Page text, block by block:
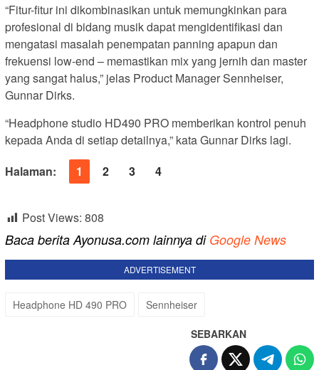
“Fitur-fitur ini dikombinasikan untuk memungkinkan para
profesional di bidang musik dapat mengidentifikasi dan
mengatasi masalah penempatan panning apapun dan
frekuensi low-end – memastikan mix yang jernih dan master
yang sangat halus,” jelas Product Manager Sennheiser,
Gunnar Dirks.
“Headphone studio HD490 PRO memberikan kontrol penuh
kepada Anda di setiap detailnya,” kata Gunnar Dirks lagi.
Halaman:
1 2 3 4
Post Views: 808
Baca berita Ayonusa.com lainnya di Google News
ADVERTISEMENT
Headphone HD 490 PRO Sennheiser
SEBARKAN